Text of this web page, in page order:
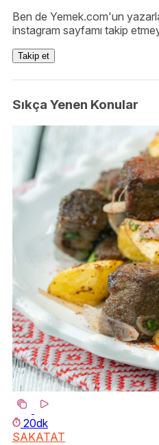
Ben de Yemek.com'un
instagram sayfamı takip
Takip et
Sıkça Yenen Konular
20dk
SAKATAT